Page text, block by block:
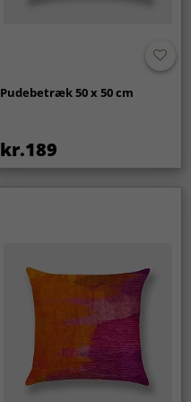
Pudebetræk 50 x 50 cm
kr.189